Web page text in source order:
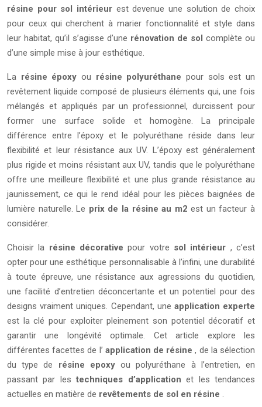
résine pour sol intérieur est devenue une solution de choix
pour ceux qui cherchent à marier fonctionnalité et style dans
leur habitat, qu’il s’agisse d’une rénovation de sol complète ou
d’une simple mise à jour esthétique.
La résine époxyou résine polyuréthanepour sols est un
revêtement liquide composé de plusieurs éléments qui, une fois
mélangés et appliqués par un professionnel, durcissent pour
former une surface solide et homogène. La principale
différence entre l’époxy et le polyuréthane réside dans leur
flexibilité et leur résistance aux UV. L’époxy est généralement
plus rigide et moins résistant aux UV, tandis que le polyuréthane
offre une meilleure flexibilité et une plus grande résistance au
jaunissement, ce qui le rend idéal pour les pièces baignées de
lumière naturelle. Le prix de la résine au m2est un facteur à
considérer.
Choisir la résine décorativepour votre sol intérieur , c’est
opter pour une esthétique personnalisable à l’infini, une durabilité
à toute épreuve, une résistance aux agressions du quotidien,
une facilité d’entretien déconcertante et un potentiel pour des
designs vraiment uniques. Cependant, une application experte
est la clé pour exploiter pleinement son potentiel décoratif et
garantir une longévité optimale. Cet article explore les
différentes facettes de l’ application de résine, de la sélection
du type de résine epoxyou polyuréthane à l’entretien, en
passant par lestechniques d’applicationet les tendances
actuelles en matière de revêtements de sol en résine .